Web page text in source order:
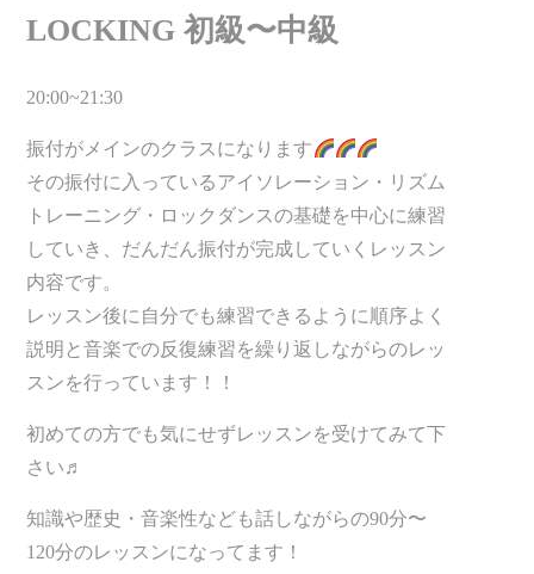
LOCKING 初級〜中級
20:00~21:30
振付がメインのクラスになります
その振付に入っているアイソレーション・リズム
トレーニング・ロックダンスの基礎を中心に練習
していき、だんだん振付が完成していくレッスン
内容です。
レッスン後に自分でも練習できるように順序よく
説明と音楽での反復練習を繰り返しながらのレッ
スンを行っています！！
初めての方でも気にせずレッスンを受けてみて下
さい♬
知識や歴史・音楽性なども話しながらの90分〜
120分のレッスンになってます！